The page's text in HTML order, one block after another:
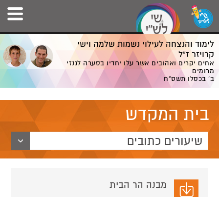
לימוד והנצחה לעילוי נשמות שלמה וישי
קרויזר ז”ל
אחים יקרים ואהובים אשר עלו יחדיו בסערה לגנזי
מרומים
ב' בכסלו תשס”ח
בית המקדש
שיעורים כתובים
מבנה הר הבית